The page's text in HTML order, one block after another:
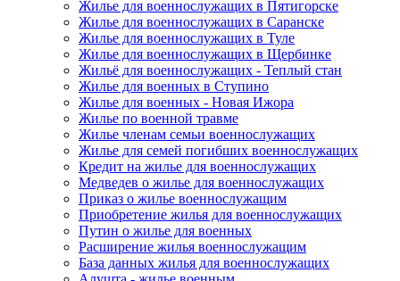
Жилье для военнослужащих в Пятигорске
Жилье для военнослужащих в Саранске
Жилье для военнослужащих в Туле
Жилье для военнослужащих в Щербинке
Жильё для военнослужащих - Теплый стан
Жилье для военных в Ступино
Жилье для военных - Новая Ижора
Жилье по военной травме
Жилье членам семьи военнослужащих
Жилье для семей погибших военнослужащих
Кредит на жилье для военнослужащих
Медведев о жилье для военнослужащих
Приказ о жилье военнослужащим
Приобретение жилья для военнослужащих
Путин о жилье для военных
Расширение жилья военнослужащим
База данных жилья для военнослужащих